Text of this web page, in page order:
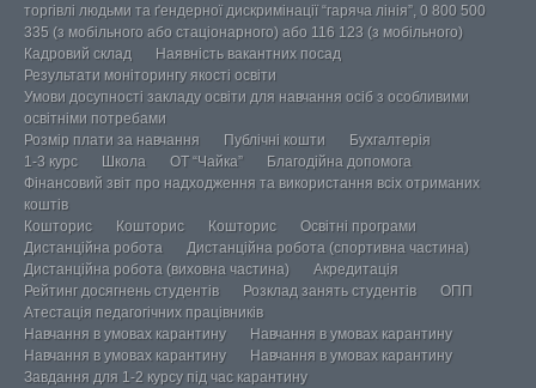
торгівлі людьми та ґендерної дискримінації “гаряча лінія”, 0 800 500
335 (з мобільного або стаціонарного) або 116 123 (з мобільного)
Кадровий склад
Наявність вакантних посад
Результати моніторингу якості освіти
Умови досупності закладу освіти для навчання осіб з особливими
освітніми потребами
Розмір плати за навчання
Публічні кошти
Бухгалтерія
1-3 курс
Школа ОТ “Чайка”
Благодійна допомога
Фінансовий звіт про надходження та використання всіх отриманих
коштів
Кошторис
Кошторис Кошторис
Освітні програми
Дистанційна робота
Дистанційна робота (спортивна частина)
Дистанційна робота (виховна частина)
Акредитація
Рейтинг досягнень студентів
Розклад занять студентів
ОПП
Атестація педагогічних працівників
Навчання в умовах карантину
Навчання в умовах карантину
Навчання в умовах карантину
Навчання в умовах карантину
Завдання для 1-2 курсу під час карантину